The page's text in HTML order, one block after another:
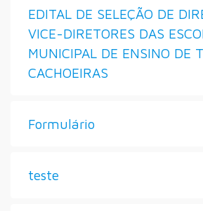
EDITAL DE SELEÇÃO DE
VICE-DIRETORES DAS
MUNICIPAL DE ENSINO DE
CACHOEIRAS
Formulário
teste